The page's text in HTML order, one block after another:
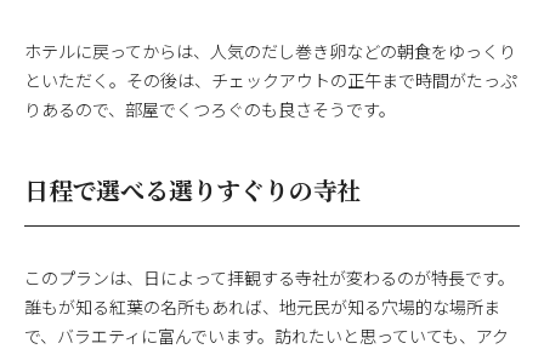
ホテルに戻ってからは、人気のだし巻き卵などの朝食をゆっくり
といただく。その後は、チェックアウトの正午まで時間がたっぷ
りあるので、部屋でくつろぐのも良さそうです。
日程で選べる選りすぐりの寺社
このプランは、日によって拝観する寺社が変わるのが特長です。
誰もが知る紅葉の名所もあれば、地元民が知る穴場的な場所ま
で、バラエティに富んでいます。訪れたいと思っていても、アク